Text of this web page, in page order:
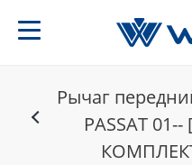
Рычаг
PASSAT